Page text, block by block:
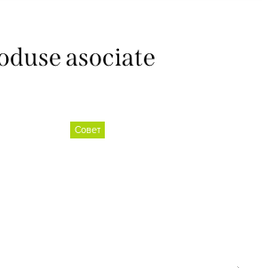
asociate
Совет